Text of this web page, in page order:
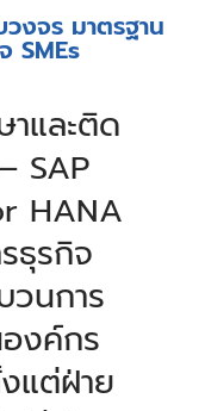
งจร มาตรฐาน
SMEs
าและติด
SAP
HANA
ธุรกิจ
วนการ
งค์กร
แต่ฝ่าย